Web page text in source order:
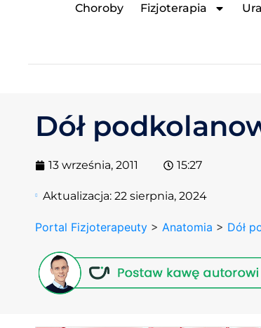
Choroby Fizjoterapia
Dół
13 września, 2011 15:27
Aktualizacja:22 sierpnia, 2024
Portal Fizjoterapeuty > Anatomia > Dół